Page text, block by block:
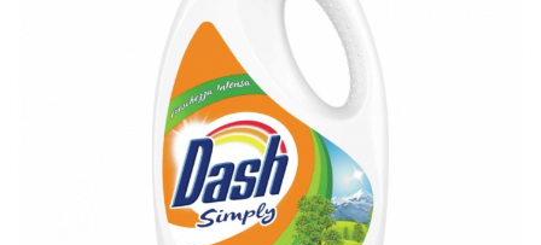
Detergent pardoseala
Echipamente de curăţenie
Folie aluminiu,folie alimentara
Indepartarea parului
Pachete de cadouri